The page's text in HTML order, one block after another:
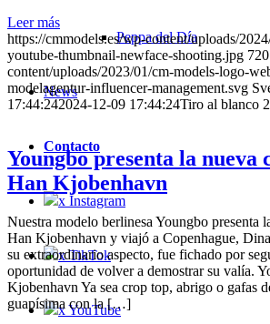
Peppa del Día
News
Contacto
x Instagram
x TikTok
x YouTube
Leer más
https://cmmodels.es/wp-content/uploads/
youtube-thumbnail-newface-shooting.jpg 720
content/uploads/2023/01/cm-models-logo-
modelagentur-influencer-management.svg
17:44:242024-12-09 17:44:24Tiro al blanco
Youngbo presenta la nueva
Han Kjobenhavn
Nuestra modelo berlinesa Youngbo presenta
Han Kjobenhavn y viajó a Copenhague,
su extraordinario aspecto, fue fichado por
oportunidad de volver a demostrar su valía.
Kjobenhavn Ya sea crop top, abrigo o gafas
guapísima con la […]